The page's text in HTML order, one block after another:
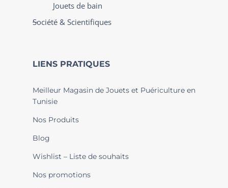
Jouets de bain
Société & Scientifiques
LIENS PRATIQUES
Meilleur Magasin de Jouets et Puériculture en
Tunisie
Nos Produits
Blog
Wishlist – Liste de souhaits
Nos promotions